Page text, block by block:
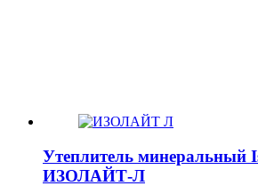
Утеплитель
ИЗОЛАЙТ-Л